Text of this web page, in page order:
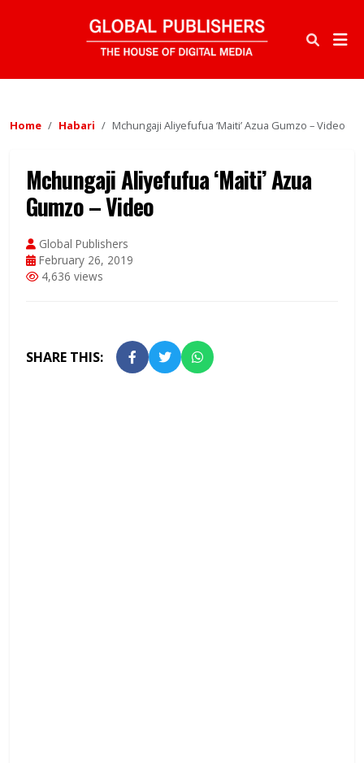
Home Habari Mchungaji Aliyefufua ‘Maiti’ Azua Gumzo – Video
Mchungaji Aliyefufua ‘Maiti’ Azua
Gumzo – Video
Global Publishers
February 26, 2019
4,636 views
SHARE THIS: